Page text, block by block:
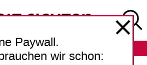
ABO
Paywall.
wir schon: